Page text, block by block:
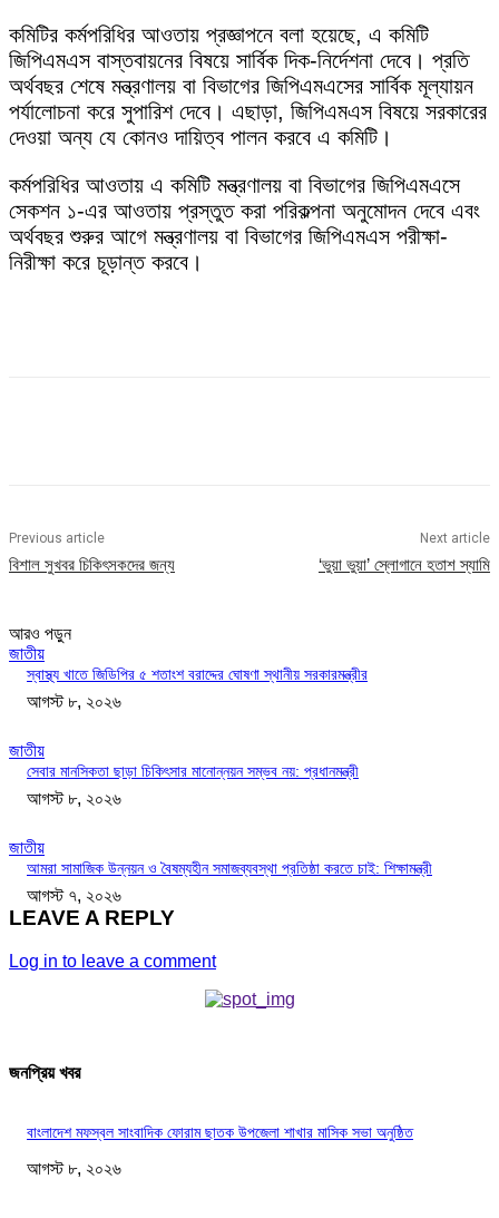
কমিটির কর্মপরিধির আওতায় প্রজ্ঞাপনে বলা হয়েছে, এ কমিটি
জিপিএমএস বাস্তবায়নের বিষয়ে সার্বিক দিক-নির্দেশনা দেবে। প্রতি
অর্থবছর শেষে মন্ত্রণালয় বা বিভাগের জিপিএমএসের সার্বিক মূল্যায়ন
পর্যালোচনা করে সুপারিশ দেবে। এছাড়া, জিপিএমএস বিষয়ে সরকারের
দেওয়া অন্য যে কোনও দায়িত্ব পালন করবে এ কমিটি।
কর্মপরিধির আওতায় এ কমিটি মন্ত্রণালয় বা বিভাগের জিপিএমএসে
সেকশন ১-এর আওতায় প্রস্তুত করা পরিকল্পনা অনুমোদন দেবে এবং
অর্থবছর শুরুর আগে মন্ত্রণালয় বা বিভাগের জিপিএমএস পরীক্ষা-
নিরীক্ষা করে চূড়ান্ত করবে।
Previous article
বিশাল সুখবর চিকিৎসকদের জন্য
Next article
‘ভুয়া ভুয়া’ স্লোগানে হতাশ স্যামি
আরও পড়ুন
জাতীয়
স্বাস্থ্য খাতে জিডিপির ৫ শতাংশ বরাদ্দের ঘোষণা স্থানীয় সরকারমন্ত্রীর
আগস্ট ৮, ২০২৬
জাতীয়
সেবার মানসিকতা ছাড়া চিকিৎসার মানোন্নয়ন সম্ভব নয়: প্রধানমন্ত্রী
আগস্ট ৮, ২০২৬
জাতীয়
আমরা সামাজিক উন্নয়ন ও বৈষম্যহীন সমাজব্যবস্থা প্রতিষ্ঠা করতে চাই: শিক্ষামন্ত্রী
আগস্ট ৭, ২০২৬
LEAVE A REPLY
Log in to leave a comment
জনপ্রিয় খবর
বাংলাদেশ মফস্বল সাংবাদিক ফোরাম ছাতক উপজেলা শাখার মাসিক সভা অনুষ্ঠিত
আগস্ট ৮, ২০২৬